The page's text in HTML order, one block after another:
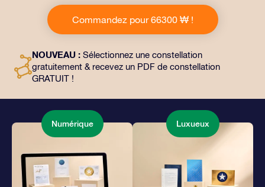
Ce cadeau comprend une belle enveloppe et des
documents personnalisés envoyés à l’adresse de votre
choix, ainsi que des documents numériques et
façon magique d’offrir un cadeau éternel à vos amis et
à vos proches.
Commandez pour 66300 ₩ !
NOUVEAU : Sélectionnez une constellation
gratuitement & recevez un PDF de constellation
GRATUIT !
Numérique Luxueux